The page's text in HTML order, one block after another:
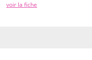
voir la fiche